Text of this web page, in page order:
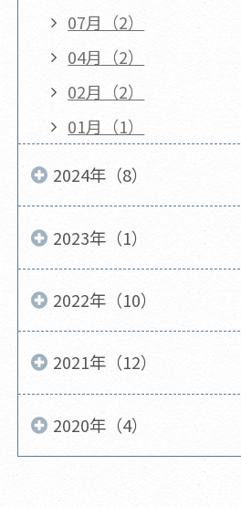
07月（2）
04月（2）
02月（2）
01月（1）
2024年（8）
2023年（1）
2022年（10）
2021年（12）
2020年（4）